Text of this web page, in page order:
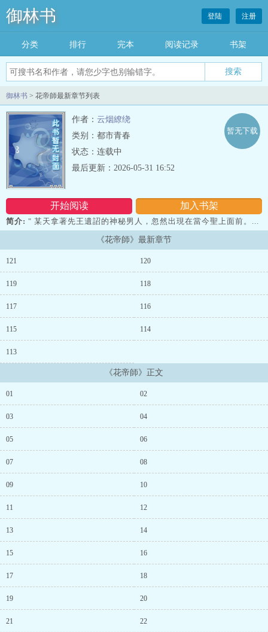
御林书 登陆 注册
分类 排行 完本 阅读记录 书架
御林书 > 花帝師最新章节列表
作者： 云烟繚绕
类别：都市青春
状态：连载中
开始阅读 加入书架
暂无下载
最后更新：2026-05-31 16:52
简介: " 某天拿著先王遺詔的神秘男人，忽然出現在當今聖上面前。...
《花帝師》最新章节
121 120
119 118
117 116
115 114
113
《花帝師》正文
01 02
03 04
05 06
07 08
09 10
11 12
13 14
15 16
17 18
19 20
21 22